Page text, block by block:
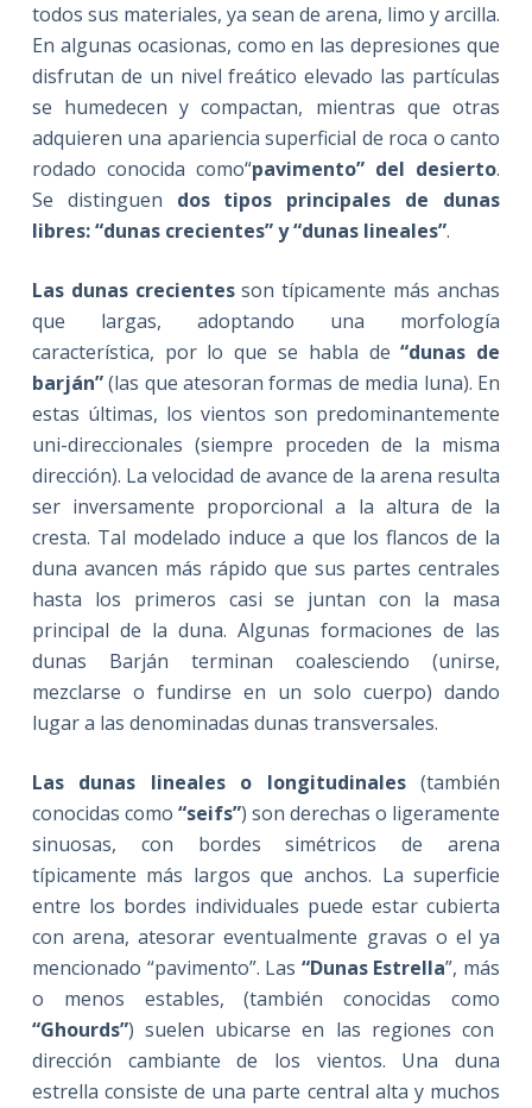
todos sus materiales, ya sean de arena, limo y arcilla.
En algunas ocasionas, como en las depresiones que
disfrutan de un nivel freático elevado las partículas
se humedecen y compactan, mientras que otras
adquieren una apariencia superficial de roca o canto
rodado conocida como“pavimento” del desierto.
Se distinguen dos tipos principales de dunas
libres: “dunas crecientes” y “dunas lineales”.
Las dunas crecientesson típicamente más anchas
que largas, adoptando una morfología
característica, por lo que se habla de“dunas de
barján”(las que atesoran formas de media luna). En
estas últimas, los vientos son predominantemente
uni-direccionales (siempre proceden de la misma
dirección). La velocidad de avance de la arena resulta
ser inversamente proporcional a la altura de la
cresta. Tal modelado induce a que los flancos de la
duna avancen más rápido que sus partes centrales
hasta los primeros casi se juntan con la masa
principal de la duna. Algunas formaciones de las
dunas Barján terminan coalesciendo (unirse,
mezclarse o fundirse en un solo cuerpo) dando
lugar a las denominadas dunas transversales.
Las dunas lineales o longitudinales(también
conocidas como “seifs”) son derechas o ligeramente
sinuosas, con bordes simétricos de arena
típicamente más largos que anchos. La superficie
entre los bordes individuales puede estar cubierta
con arena, atesorar eventualmente gravas o el ya
mencionado “pavimento”. Las “Dunas Estrella”, más
o menos estables, (también conocidas como
“Ghourds”) suelen ubicarse en las regiones con
dirección cambiante de los vientos. Una duna
estrella consiste de una parte central alta y muchos